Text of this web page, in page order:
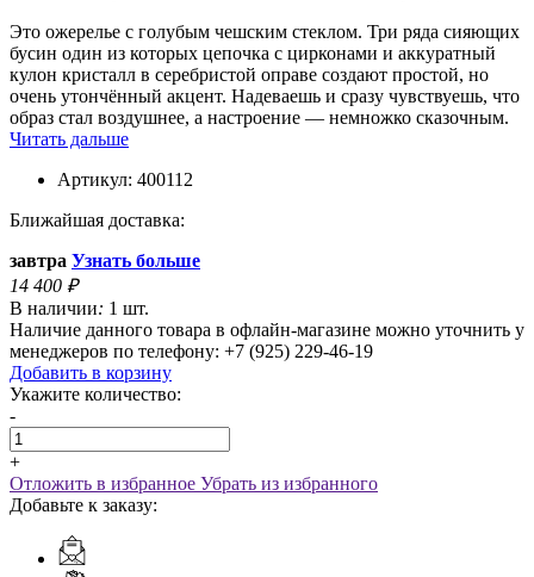
Это ожерелье с голубым чешским стеклом. Три ряда сияющих
бусин один из которых цепочка с цирконами и аккуратный
кулон кристалл в серебристой оправе создают простой, но
очень утончённый акцент. Надеваешь и сразу чувствуешь, что
образ стал воздушнее, а настроение — немножко сказочным.
Читать дальше
Артикул: 400112
Ближайшая доставка:
завтра Узнать больше
14 400 ₽
В наличии: 1 шт.
Наличие данного товара в офлайн-магазине можно уточнить у
менеджеров по телефону: +7 (925) 229-46-19
Добавить в корзину
Укажите количество:
-
+
Отложить в избранное Убрать из избранного
Добавьте к заказу: